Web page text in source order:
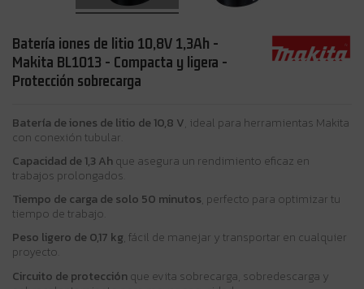
Batería iones de litio 10,8V 1,3Ah -
Makita BL1013 - Compacta y ligera -
Protección sobrecarga
Batería de iones de litio de 10,8 V, ideal para herramientas Makita
con conexión tubular.
Capacidad de 1,3 Ah que asegura un rendimiento eficaz en
trabajos prolongados.
Tiempo de carga de solo 50 minutos, perfecto para optimizar tu
tiempo de trabajo.
Peso ligero de 0,17 kg, fácil de manejar y transportar en cualquier
proyecto.
Circuito de protección que evita sobrecarga, sobredescarga y